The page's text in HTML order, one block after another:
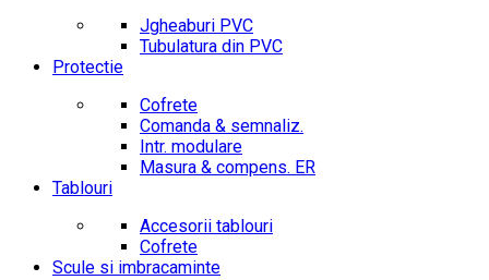
Jgheaburi PVC
Tubulatura din PVC
Protectie
Cofrete
Comanda & semnaliz.
Intr. modulare
Masura & compens. ER
Tablouri
Accesorii tablouri
Cofrete
Scule si imbracaminte